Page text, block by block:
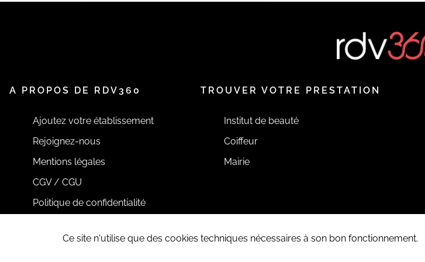
A PROPOS DE RDV360
Ajoutez votre établissement
Rejoignez-nous
Mentions légales
CGV / CGU
Politique de confidentialité
TROUVER VOTRE PRESTATION
Institut de beauté
Coiffeur
Mairie
Tous droits réservés RDV360
Ce site n'utilise que des cookies techniques nécessaires à son bon fonctionnement.